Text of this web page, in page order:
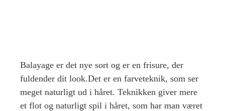
Balayage er det nye sort og er en frisure, der
fuldender dit look.Det er en farveteknik, som ser
meget naturligt ud i håret. Teknikken giver mere
et flot og naturligt spil i håret, som har man været